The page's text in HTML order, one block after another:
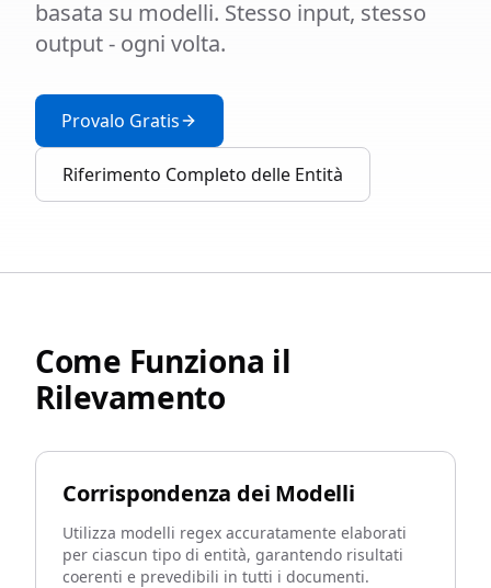
basata su modelli. Stesso input, stesso
output - ogni volta.
Provalo Gratis
Riferimento Completo delle Entità
Come Funziona il
Rilevamento
Corrispondenza dei Modelli
Utilizza modelli regex accuratamente elaborati
per ciascun tipo di entità, garantendo risultati
coerenti e prevedibili in tutti i documenti.